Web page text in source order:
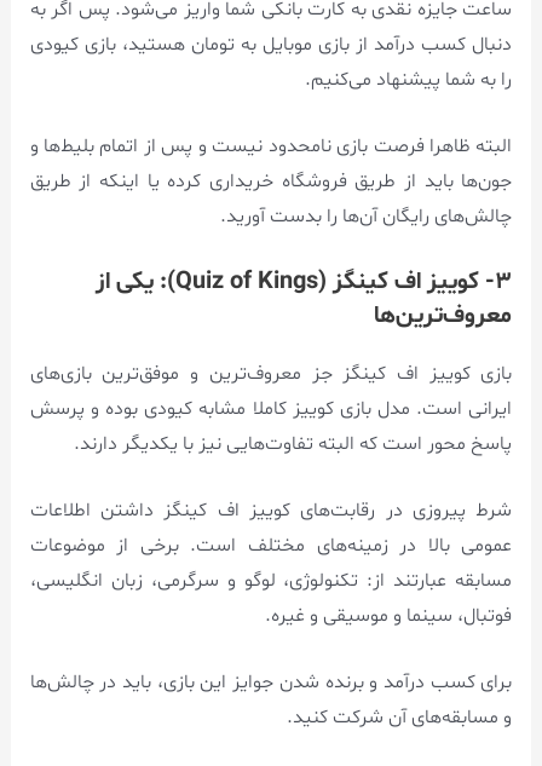
ساعت جایزه نقدی به کارت بانکی شما واریز می‌شود. پس اگر به
دنبال کسب درآمد از بازی موبایل به تومان هستید، بازی کیودی
را به شما پیشنهاد می‌کنیم.
البته ظاهرا فرصت بازی نامحدود نیست و پس از اتمام بلیط‌ها و
جون‌ها باید از طریق فروشگاه خریداری کرده یا اینکه از طریق
چالش‌های رایگان آن‌ها را بدست آورید.
۳- کوییز اف کینگز (Quiz of Kings): یکی از
معروف‌ترین‌ها
بازی کوییز اف کینگز جز معروف‌ترین و موفق‌ترین بازی‌های
ایرانی است. مدل بازی کوییز کاملا مشابه کیودی بوده و پرسش
پاسخ محور است که البته تفاوت‌هایی نیز با یکدیگر دارند.
شرط پیروزی در رقابت‌های کوییز اف کینگز داشتن اطلاعات
عمومی بالا در زمینه‌های مختلف است. برخی از موضوعات
مسابقه عبارتند از: تکنولوژی، لوگو و سرگرمی، زبان انگلیسی،
فوتبال، سینما و موسیقی و غیره.
برای کسب درآمد و برنده شدن جوایز این بازی، باید در چالش‌ها
و مسابقه‌های آن شرکت کنید.